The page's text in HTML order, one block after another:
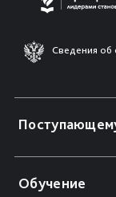
Сведения об
Обучение